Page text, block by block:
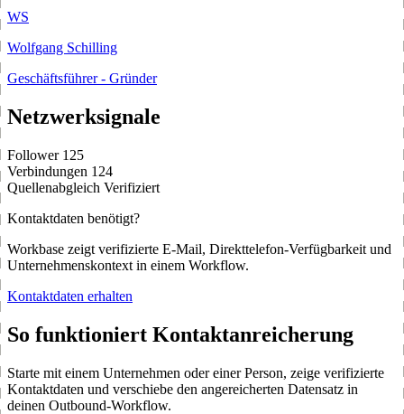
WS
Wolfgang Schilling
Geschäftsführer - Gründer
Netzwerksignale
Follower 125
Verbindungen 124
Quellenabgleich Verifiziert
Kontaktdaten benötigt?
Workbase zeigt verifizierte E-Mail, Direkttelefon-Verfügbarkeit und
Unternehmenskontext in einem Workflow.
Kontaktdaten erhalten
So funktioniert Kontaktanreicherung
Starte mit einem Unternehmen oder einer Person, zeige verifizierte
Kontaktdaten und verschiebe den angereicherten Datensatz in
deinen Outbound-Workflow.